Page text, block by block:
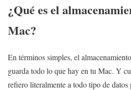
¿Qué es el
Mac?
En términos simples, el
guarda todo lo que hay en tu Mac. Y
refiero literalmente a todo tipo de datos